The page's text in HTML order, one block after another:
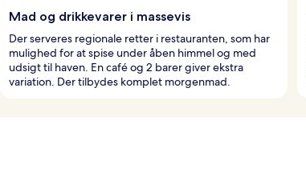
Mad og drikkevarer i massevis
Der serveres regionale retter i restauranten, som har
mulighed for at spise under åben himmel og med
udsigt til haven. En café og 2 barer giver ekstra
variation. Der tilbydes komplet morgenmad.